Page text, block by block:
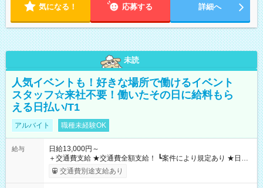
気になる！ 応募する 詳細へ
未読
人気イベントも！好きな場所で働けるイベント
スタッフ☆来社不要！働いたその日に給料もら
える日払い/T1
アルバイト 職種未経験OK
給与
日給13,000円～
＋交通費支給 ★交通費全額支給！ ┗案件により規定あり ★日払
いOK！（規定あり） ┗働いたその日に現金GET♪ お仕事後はコ
ンビニATMから 日払い分を引き落とせます！ 【試用期間】試
交通費別途支給あり